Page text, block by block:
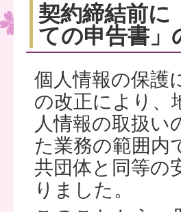
契約締結前に
ての申告書」
個人情報の保護
の改正により、
人情報の取扱い
た業務の範囲内
共団体と同等の
りました。